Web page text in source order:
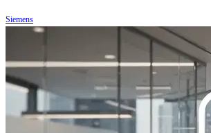
Siemens